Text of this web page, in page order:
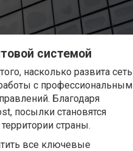
системой
насколько развита сеть
с профессиональным
Благодаря
посылки становятся
страны.
все ключевые